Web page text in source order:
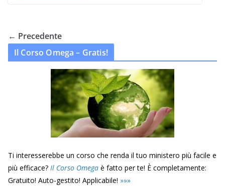
← Precedente
Il Corso Omega – Gratis!
Ti interesserebbe un corso che renda il tuo ministero più facile e
più efficace? Il Corso Omega è fatto per te! È completamente:
Gratuito! Auto-gestito! Applicabile! »»»